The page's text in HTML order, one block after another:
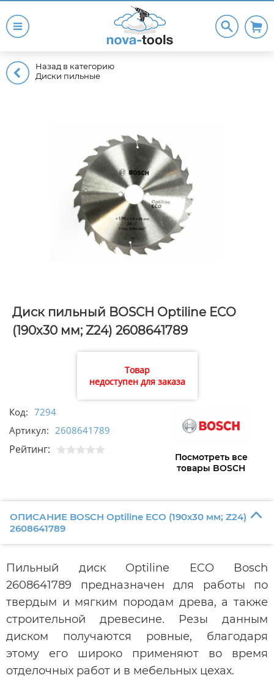
Назад в категорию
Диски пильные
Диск пильный BOSCH Optiline ECO
(190х30 мм; Z24) 2608641789
Товар
недоступен для заказа
Код: 7294
Артикул: 2608641789
Рейтинг:
Посмотреть все
товары BOSCH
ОПИСАНИЕ BOSCH Optiline ECO (190х30 мм; Z24)
2608641789
Пильный диск Optiline ECO Bosch
2608641789 предназначен для работы по
твердым и мягким породам древа, а также
строительной древесине. Резы данным
диском получаются ровные, благодаря
этому его широко применяют во время
отделочных работ и в мебельных цехах.